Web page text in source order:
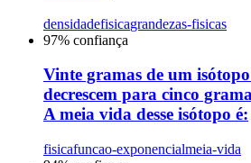
densidadefisicagrandezas-fisicas
97% confiança
Vinte gramas de um
decrescem para cinco
A meia vida desse isótopo é:
fisicafuncao-exponencialmeia-vida